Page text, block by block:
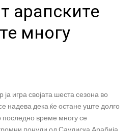
арапските
многу
ја игра својата шеста сезона во
надева дека ќе остане уште долго
време многу се
понуди од Саудиска Арабија